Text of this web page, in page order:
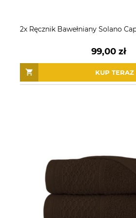
2x Ręcznik Bawełniany Solano
99,00 zł
KUP TERAZ